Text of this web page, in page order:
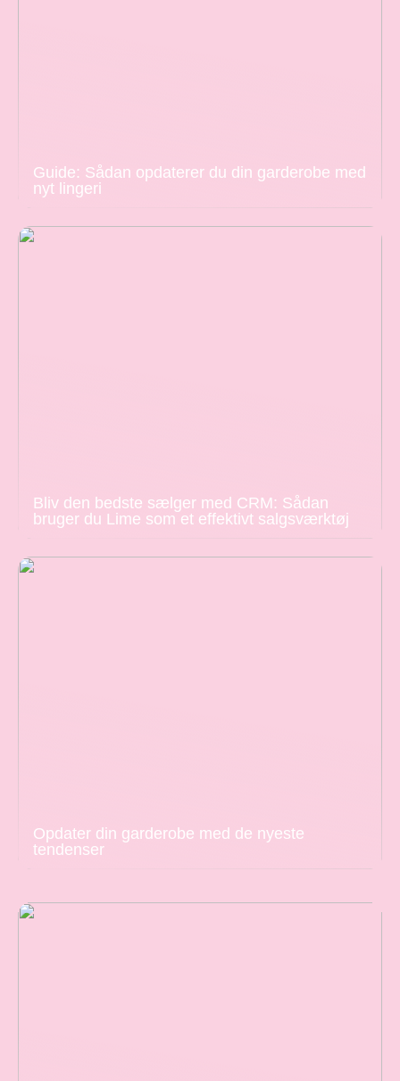
Guide: Sådan opdaterer du din garderobe med
nyt lingeri
Bliv den bedste sælger med CRM: Sådan
bruger du Lime som et effektivt salgsværktøj
Opdater din garderobe med de nyeste
tendenser